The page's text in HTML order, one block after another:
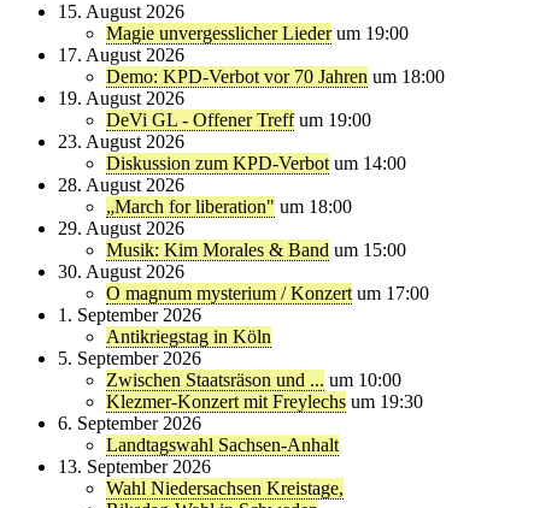
15. August 2026
Magie unvergesslicher Lieder um 19:00
17. August 2026
Demo: KPD-Verbot vor 70 Jahren um 18:00
19. August 2026
DeVi GL - Offener Treff um 19:00
23. August 2026
Diskussion zum KPD-Verbot um 14:00
28. August 2026
„March for liberation" um 18:00
29. August 2026
Musik: Kim Morales & Band um 15:00
30. August 2026
O magnum mysterium / Konzert um 17:00
1. September 2026
Antikriegstag in Köln
5. September 2026
Zwischen Staatsräson und ... um 10:00
Klezmer-Konzert mit Freylechs um 19:30
6. September 2026
Landtagswahl Sachsen-Anhalt
13. September 2026
Wahl Niedersachsen Kreistage,